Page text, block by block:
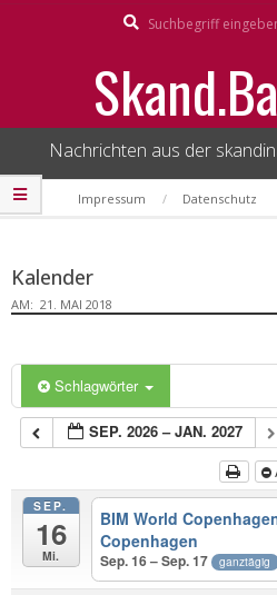
Nachrichten aus der
Secondary
Navigation
Impressum Datenschutz
Kalender
AM: 21. MAI 2018
Schlagwörter
SEP. 2026 – JAN. 2027
SEP.
16
Mi.
BIM World
Copenhagen
Sep. 16 – Sep. 17 ganztägig